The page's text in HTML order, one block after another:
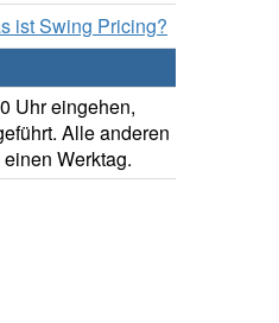
ist Swing Pricing?
Uhr eingehen,
Alle anderen
Werktag.